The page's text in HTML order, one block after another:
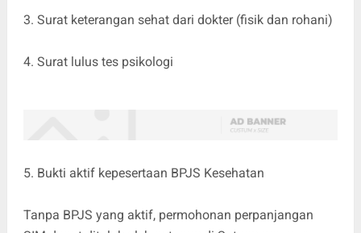
3. Surat keterangan sehat dari dokter (fisik dan rohani)
4. Surat lulus tes psikologi
5. Bukti aktif kepesertaan BPJS Kesehatan
Tanpa BPJS yang aktif, permohonan perpanjangan